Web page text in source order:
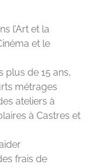
l’Art et la
et le
plus de 15 ans,
métrages
ateliers à
à Castres et
frais de